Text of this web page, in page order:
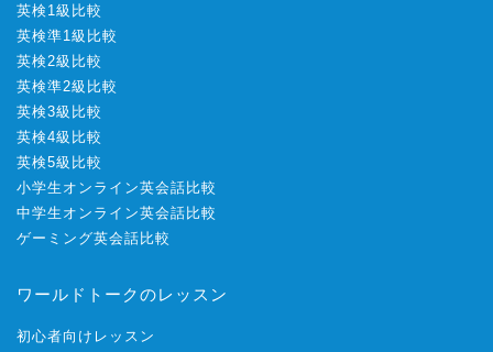
英検1級比較
英検準1級比較
英検2級比較
英検準2級比較
英検3級比較
英検4級比較
英検5級比較
小学生オンライン英会話比較
中学生オンライン英会話比較
ゲーミング英会話比較
ワールドトークのレッスン
初心者向けレッスン